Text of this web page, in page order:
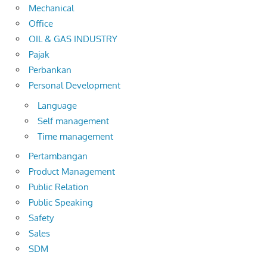
Mechanical
Office
OIL & GAS INDUSTRY
Pajak
Perbankan
Personal Development
Language
Self management
Time management
Pertambangan
Product Management
Public Relation
Public Speaking
Safety
Sales
SDM